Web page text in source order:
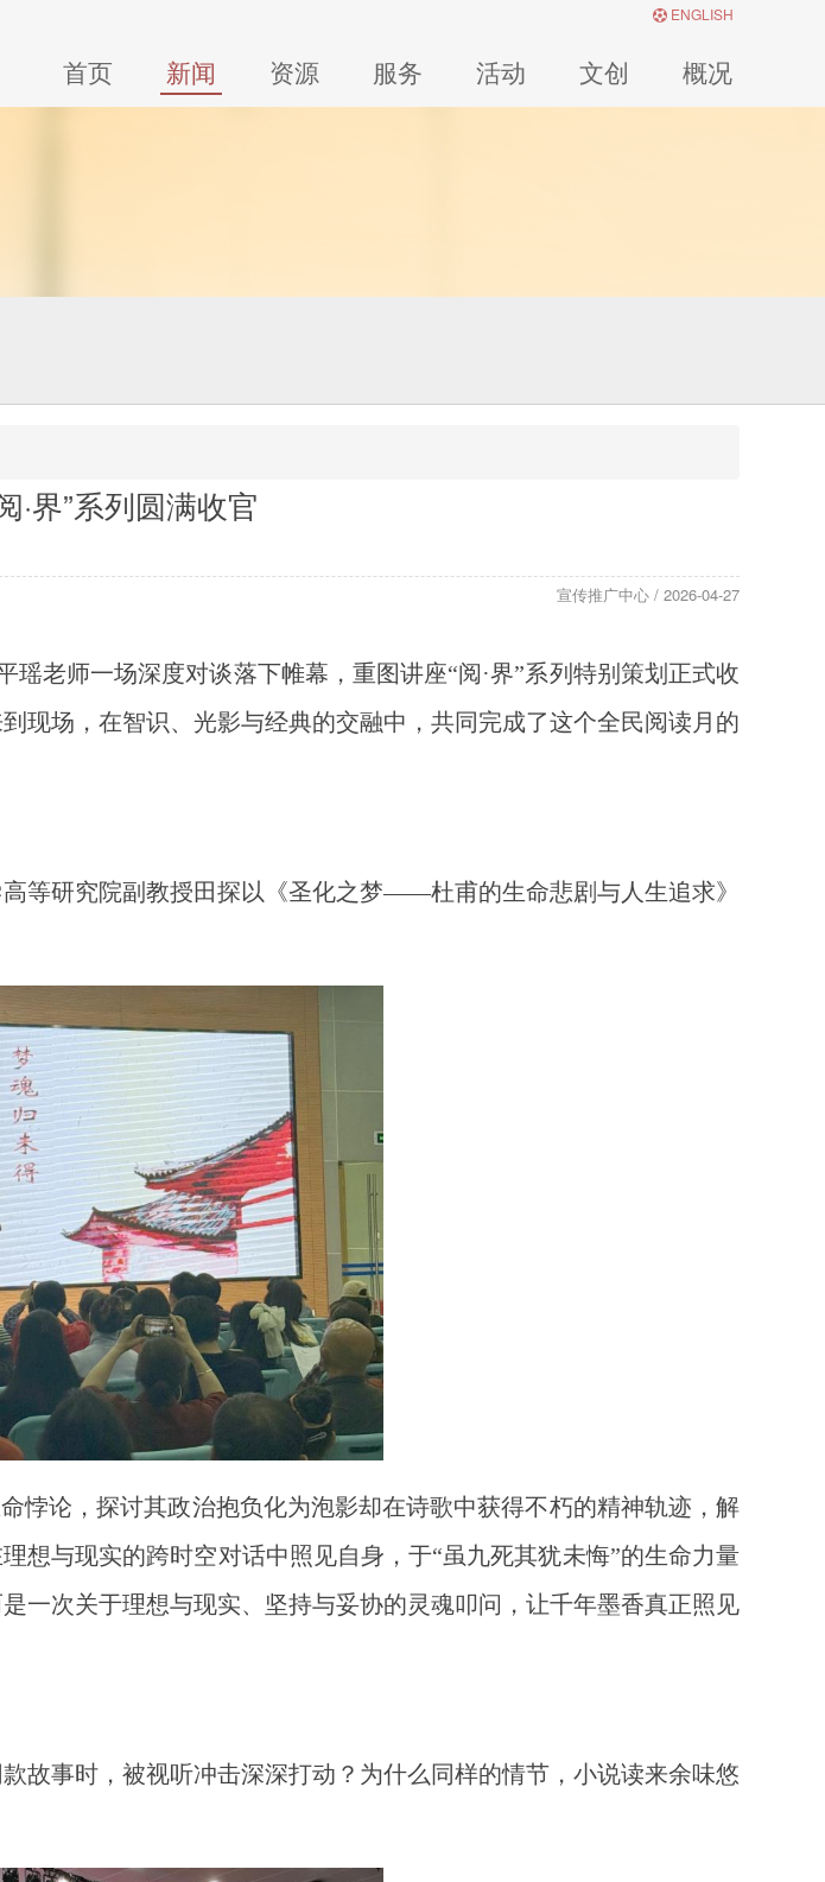
ENGLISH
首页 新闻 资源 服务 活动 文创 概况
·界”系列圆满收官
宣传推广中心 / 2026-04-27
老师一场深度对谈落下帷幕，重图讲座“阅·界”系列特别策划正式收
现场，在智识、光影与经典的交融中，共同完成了这个全民阅读月的
等研究院副教授田探以《圣化之梦——杜甫的生命悲剧与人生追求》
悖论，探讨其政治抱负化为泡影却在诗歌中获得不朽的精神轨迹，解
想与现实的跨时空对话中照见自身，于“虽九死其犹未悔”的生命力量
一次关于理想与现实、坚持与妥协的灵魂叩问，让千年墨香真正照见
故事时，被视听冲击深深打动？为什么同样的情节，小说读来余味悠